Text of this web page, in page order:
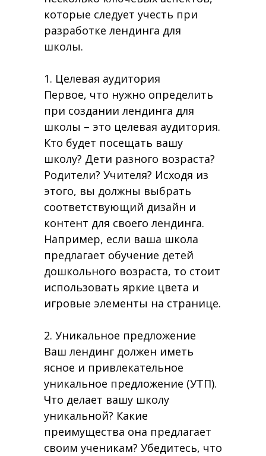
которые следует учесть при
разработке лендинга для
школы.
1. Целевая аудитория
Первое, что нужно определить
при создании лендинга для
школы – это целевая аудитория.
Кто будет посещать вашу
школу? Дети разного возраста?
Родители? Учителя? Исходя из
этого, вы должны выбрать
соответствующий дизайн и
контент для своего лендинга.
Например, если ваша школа
предлагает обучение детей
дошкольного возраста, то стоит
использовать яркие цвета и
игровые элементы на странице.
2. Уникальное предложение
Ваш лендинг должен иметь
ясное и привлекательное
уникальное предложение (УТП).
Что делает вашу школу
уникальной? Какие
преимущества она предлагает
своим ученикам? Убедитесь, что